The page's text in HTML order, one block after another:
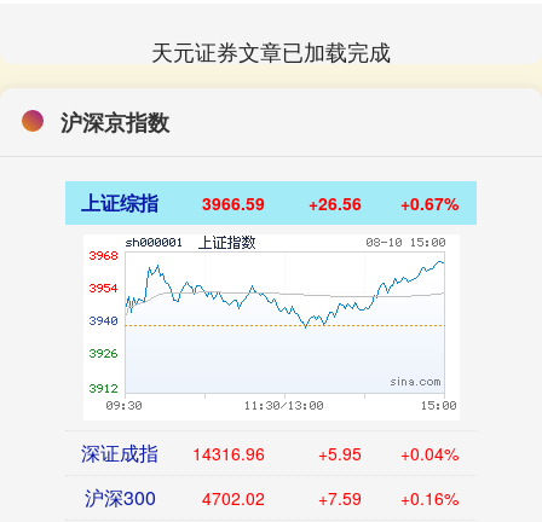
天元证券文章已加载完成
沪深京指数
上证综指 3966.59 +26.56 +0.67%
深证成指 14316.96 +5.95 +0.04%
沪深300 4702.02 +7.59 +0.16%